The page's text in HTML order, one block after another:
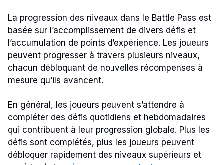
La progression des niveaux dans le Battle Pass est
basée sur l’accomplissement de divers défis et
l’accumulation de points d’expérience. Les joueurs
peuvent progresser à travers plusieurs niveaux,
chacun débloquant de nouvelles récompenses à
mesure qu’ils avancent.
En général, les joueurs peuvent s’attendre à
compléter des défis quotidiens et hebdomadaires
qui contribuent à leur progression globale. Plus les
défis sont complétés, plus les joueurs peuvent
débloquer rapidement des niveaux supérieurs et